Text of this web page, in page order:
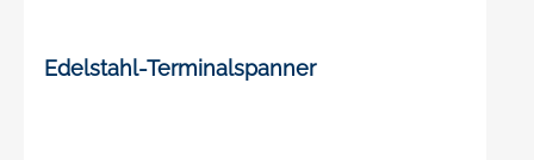
Edelstahl-Terminalspanner